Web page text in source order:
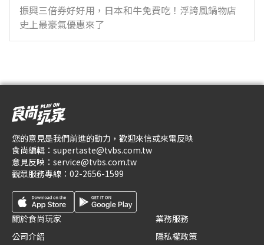
振興三倍券好好用，日本和牛免費吃！浮誇風鍋物店
史上最豪氣優惠來了
您的意見是我們前進的動力，歡迎來信或來電反映
食尚編輯： supertaste@tvbs.com.tw
意見反映： service@tvbs.com.tw
觀眾服務專線： 02-2656-1599
關於食尚玩家
公司介紹
業務服務
隱私權政策